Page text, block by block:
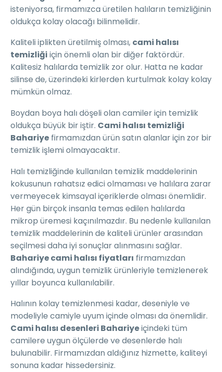
isteniyorsa, firmamızca üretilen halıların temizliğinin
oldukça kolay olacağı bilinmelidir.
Kaliteli iplikten üretilmiş olması, cami halısı
temizliği için önemli olan bir diğer faktördür.
Kalitesiz halılarda temizlik zor olur. Hatta ne kadar
silinse de, üzerindeki kirlerden kurtulmak kolay kolay
mümkün olmaz.
Boydan boya halı döşeli olan camiler için temizlik
oldukça büyük bir iştir. Cami halısı temizliği
Bahariye firmamızdan ürün satın alanlar için zor bir
temizlik işlemi olmayacaktır.
Halı temizliğinde kullanılan temizlik maddelerinin
kokusunun rahatsız edici olmaması ve halılara zarar
vermeyecek kimsayal içeriklerde olması önemlidir.
Her gün birçok insanla temas edilen halılarda
mikrop üremesi kaçınılmazdır. Bu nedenle kullanılan
temizlik maddelerinin de kaliteli ürünler arasından
seçilmesi daha iyi sonuçlar alınmasını sağlar.
Bahariye cami halısı fiyatları firmamızdan
alındığında, uygun temizlik ürünleriyle temizlenerek
yıllar boyunca kullanılabilir.
Halının kolay temizlenmesi kadar, deseniyle ve
modeliyle camiyle uyum içinde olması da önemlidir.
Cami halısı desenleri Bahariyeiçindeki tüm
camilere uygun ölçülerde ve desenlerde halı
bulunabilir. Firmamızdan aldığınız hizmette, kaliteyi
sonuna kadar hissedersiniz.